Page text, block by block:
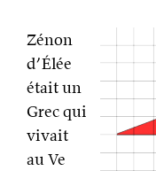
Zénon
d’Élée
était un
Grec qui
vivait
au Ve